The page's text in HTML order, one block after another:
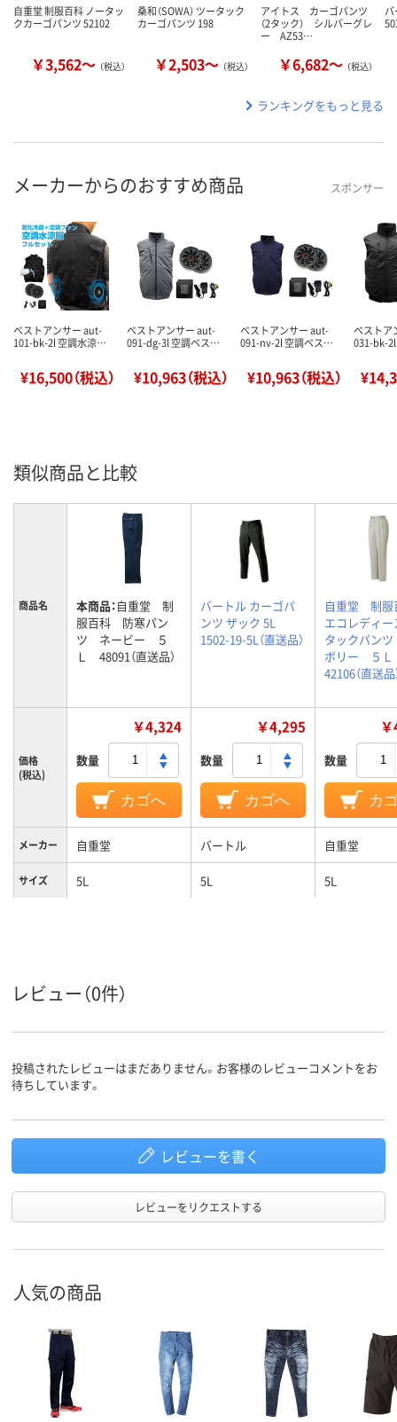
自重堂 制服百科 ノータッ
クカーゴパンツ 52102
￥3,562～ （税込）
桑和（SOWA） ツータック
カーゴパンツ 198
￥2,503～ （税込）
アイトス カーゴパンツ
（2タック） シルバーグレ
ー AZ53…
￥6,682～ （税込）
ランキングをもっと見る
メーカーからのおすすめ商品 スポンサー
ベストアンサー aut-
101-bk-2l 空調水涼…
¥16,500（税込）
ベストアンサー aut-
091-dg-3l 空調ベス…
¥10,963（税込）
ベストアンサー aut-
091-nv-2l 空調ベス…
¥10,963（税込）
ベストア
031-bk-
類似商品と比較
商品名 本商品：自重堂 制
服百科 防寒パン
ツ ネービー ５
Ｌ 48091（直送品）
バートル カーゴパ
ンツ ザック 5L
1502-19-5L（直送品）
自重堂 制
エコレディ
タックパン
ボリー ５
42106（直送品
価格
(税込)
￥4,324
数量
カゴへ
￥4,295
数量
カゴへ
数量
カ
メーカー 自重堂 バートル 自重堂
サイズ 5L 5L 5L
レビュー（0件）
投稿されたレビューはまだありません。お客様のレビューコメントをお
待ちしています。
レビューを書く
レビューをリクエストする
人気の商品